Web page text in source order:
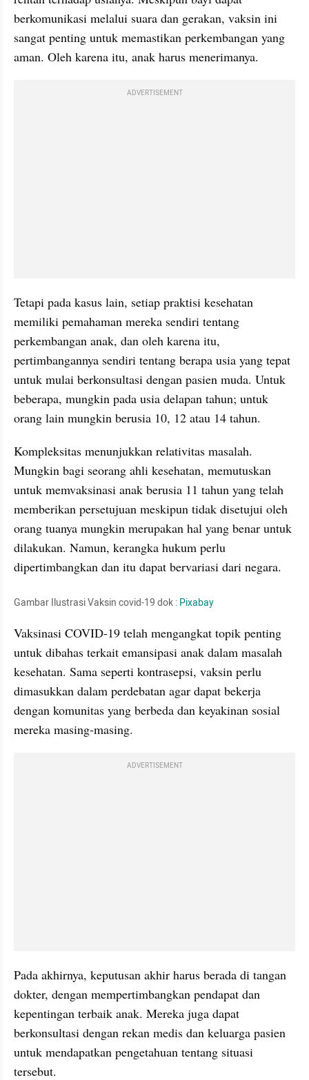
berkomunikasi melalui suara dan gerakan, vaksin ini
sangat penting untuk memastikan perkembangan yang
aman. Oleh karena itu, anak harus menerimanya.
ADVERTISEMENT
Tetapi pada kasus lain, setiap praktisi kesehatan
memiliki pemahaman mereka sendiri tentang
perkembangan anak, dan oleh karena itu,
pertimbangannya sendiri tentang berapa usia yang tepat
untuk mulai berkonsultasi dengan pasien muda. Untuk
beberapa, mungkin pada usia delapan tahun; untuk
orang lain mungkin berusia 10, 12 atau 14 tahun.
Kompleksitas menunjukkan relativitas masalah.
Mungkin bagi seorang ahli kesehatan, memutuskan
untuk memvaksinasi anak berusia 11 tahun yang telah
memberikan persetujuan meskipun tidak disetujui oleh
orang tuanya mungkin merupakan hal yang benar untuk
dilakukan. Namun, kerangka hukum perlu
dipertimbangkan dan itu dapat bervariasi dari negara.
Gambar Ilustrasi Vaksin covid-19 dok : Pixabay
Vaksinasi COVID-19 telah mengangkat topik penting
untuk dibahas terkait emansipasi anak dalam masalah
kesehatan. Sama seperti kontrasepsi, vaksin perlu
dimasukkan dalam perdebatan agar dapat bekerja
dengan komunitas yang berbeda dan keyakinan sosial
mereka masing-masing.
ADVERTISEMENT
Pada akhirnya, keputusan akhir harus berada di tangan
dokter, dengan mempertimbangkan pendapat dan
kepentingan terbaik anak. Mereka juga dapat
berkonsultasi dengan rekan medis dan keluarga pasien
untuk mendapatkan pengetahuan tentang situasi
tersebut.